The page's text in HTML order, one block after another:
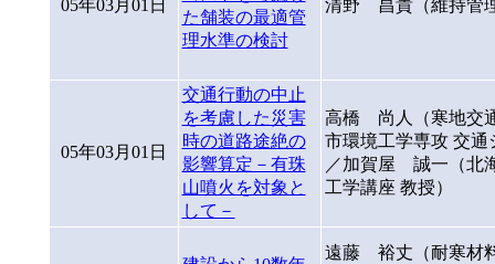
05年03月01日
た舗装の最適管
理水準の検討
清野 昌貴（維持管
05年03月01日
交通行動の中止
を考慮した災害
時の道路途絶の
影響算定－有珠
山噴火を対象と
して－
高橋 尚人（寒地交
市環境工学専攻 交
／加賀屋 誠一（北
工学講座 教授）
遠藤 裕丈（耐寒材